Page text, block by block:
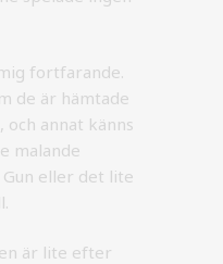
fortfarande.
de är hämtade
annat känns
malande
eller det lite
är lite efter